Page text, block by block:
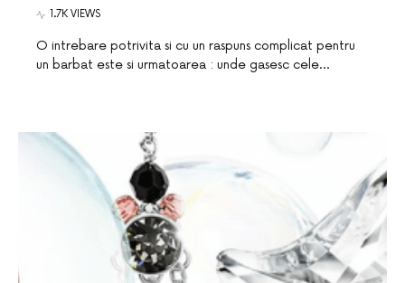
1.7K VIEWS
O intrebare potrivita si cu un raspuns complicat pentru
un barbat este si urmatoarea : unde gasesc cele…